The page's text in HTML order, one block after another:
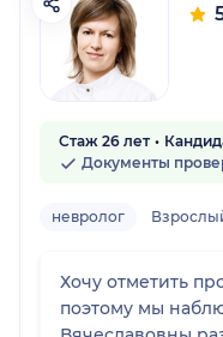
Стаж 26 лет
Документы
невролог
Хочу отметить
поэтому мы